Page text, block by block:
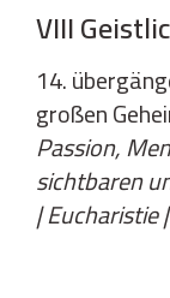
VIII
14.
großen
Passion,
sichtbaren
| Eucharistie